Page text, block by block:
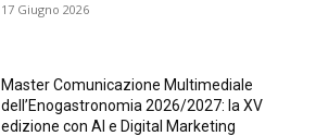
17 Giugno 2026
Master Comunicazione Multimediale
dell’Enogastronomia 2026/2027: la XV
edizione con AI e Digital Marketing